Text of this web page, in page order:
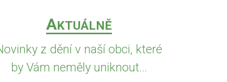
AKTUÁLNĚ
z dění v naší obci, které
by Vám neměly uniknout...